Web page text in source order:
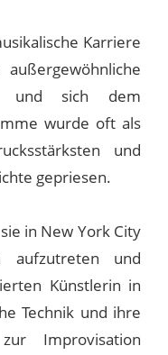
Karriere
und sich dem
wurde oft als
und
gepriesen.
in New York City
aufzutreten und
Künstlerin in
Technik und ihre
Improvisation